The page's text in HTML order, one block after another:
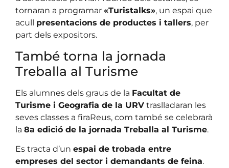
tornaran a programar «Turistalks», un espai que
acull presentacions de productes i tallers, per
part dels expositors.
També torna la jornada
Treballa al Turisme
Els alumnes dels graus de la Facultat de
Turisme i Geografia de la URV traslladaran les
seves classes a firaReus, com també se celebrarà
la 8a edició de la jornada Treballa al Turisme.
Es tracta d’un espai de trobada entre
empreses del sector i demandants de feina.